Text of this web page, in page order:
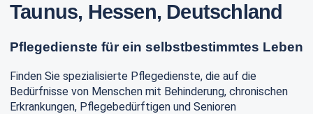
Taunus, Hessen, Deutschland
Pflegedienste für ein selbstbestimmtes Leben
Finden Sie spezialisierte Pflegedienste, die auf die
Bedürfnisse von Menschen mit Behinderung, chronischen
Erkrankungen, Pflegebedürftigen und Senioren